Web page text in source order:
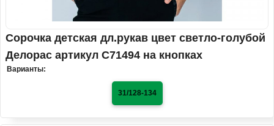
Сорочка детская дл.рукав цвет светло-голубой
Делорас артикул C71494 на кнопках
Варианты:
31/128-134